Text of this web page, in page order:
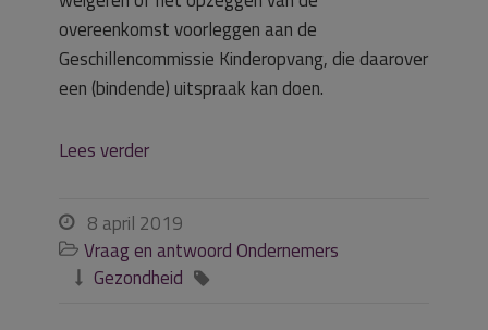
overeenkomst voorleggen aan de
Geschillencommissie Kinderopvang, die daarover
een (bindende) uitspraak kan doen.
Lees verder
 8 april 2019
 Vraag en antwoord Ondernemers
 Gezondheid 